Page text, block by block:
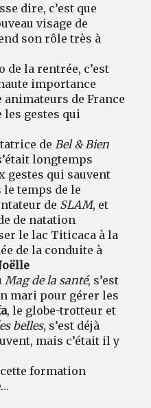
dire, c’est que
visage de
son rôle très à
la rentrée, c’est
importance
animateurs de France
gestes qui
de Bel & Bien
longtemps
gestes qui sauvent
temps de le
de SLAM, et
de natation
le lac Titicaca à la
de la conduite à
Mag de la santé, s’est
mari pour gérer les
, le globe-trotteur et
belles, s’est déjà
mais c’était il y
formation